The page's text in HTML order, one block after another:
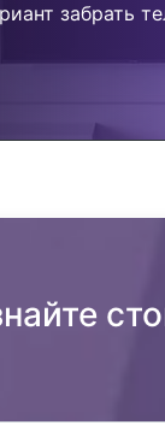
забрать